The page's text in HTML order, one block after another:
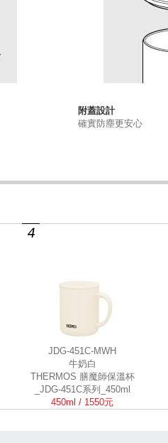
附蓋設計
確實防塵更安心
JDG-451C-MWH
牛奶白
THERMOS 膳魔師保溫杯
_JDG-451C系列_450ml
450ml / 1550元